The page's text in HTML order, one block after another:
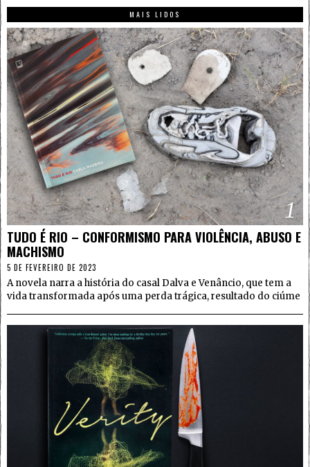
MAIS LIDOS
1
TUDO É RIO – CONFORMISMO PARA VIOLÊNCIA, ABUSO E
MACHISMO
5 DE FEVEREIRO DE 2023
A novela narra a história do casal Dalva e Venâncio, que tem a
vida transformada após uma perda trágica, resultado do ciúme